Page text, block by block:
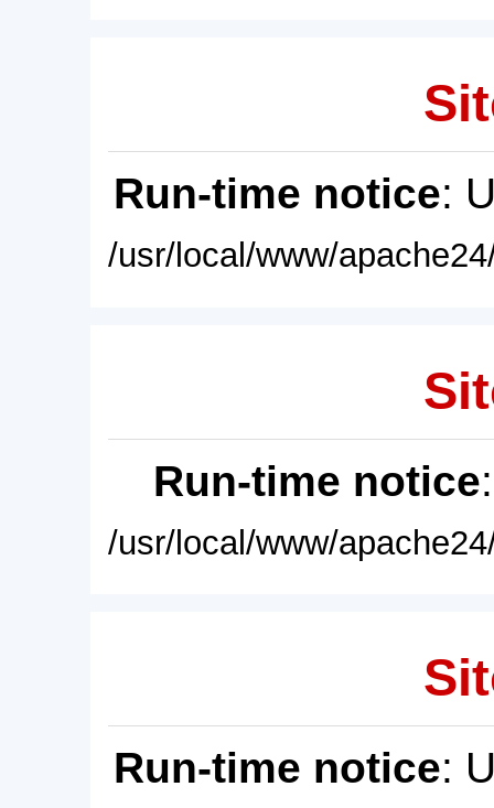
Run-time notice:
/usr/local/www/
Run-time notice
/usr/local/www/
Run-time notice: